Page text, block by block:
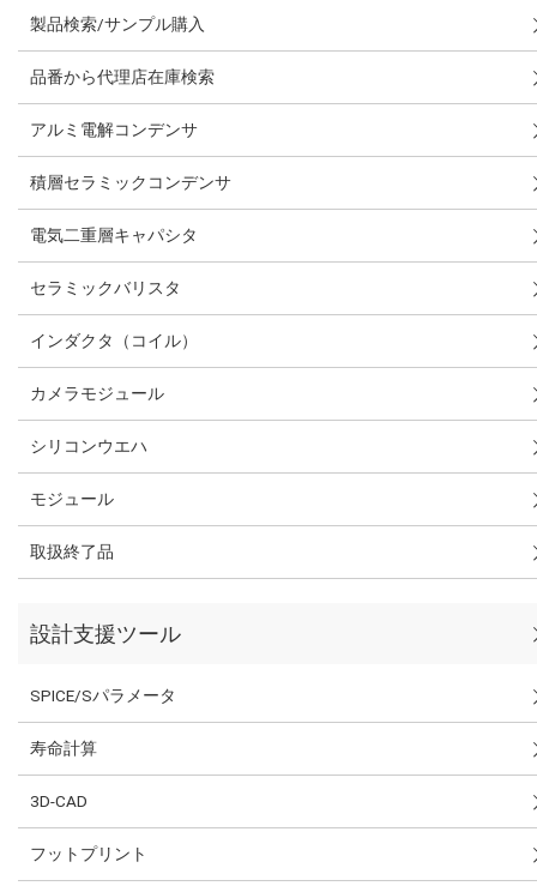
製品検索/サンプル購入
品番から代理店在庫検索
アルミ電解コンデンサ
積層セラミックコンデンサ
電気二重層キャパシタ
セラミックバリスタ
インダクタ（コイル）
カメラモジュール
シリコンウエハ
モジュール
取扱終了品
設計支援ツール
SPICE/Sパラメータ
寿命計算
3D-CAD
フットプリント